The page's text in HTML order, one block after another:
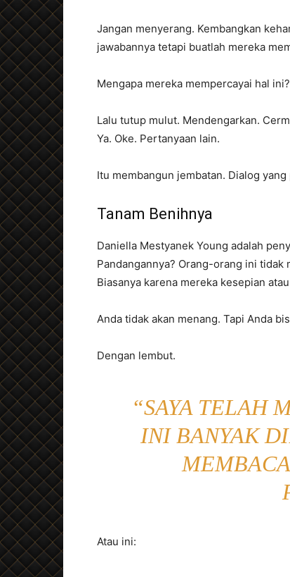
Jangan menyerang. Kembangkan
jawabannya tetapi buatlah mereka
Mengapa mereka mempercayai hal
Lalu tutup mulut. Mendengarkan.
Ya. Oke. Pertanyaan lain.
Itu membangun jembatan. Dialog
Tanam Benihnya
Daniella Mestyanek Young adalah
Pandangannya? Orang-orang ini
Biasanya karena mereka kesepian
Anda tidak akan menang. Tapi Anda
Dengan lembut.
“SAYA TELAH
INI BANYAK
Atau ini: